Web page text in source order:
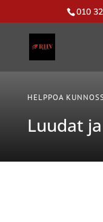
010
HELPPOA
Luudat